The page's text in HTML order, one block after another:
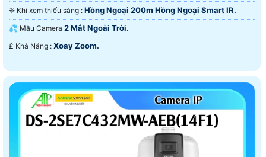
❈ Khi xem thiếu sáng : Hồng Ngoại 200m Hồng Ngoại Smart IR.
💦 Mẫu Camera 2 Mắt Ngoài Trời.
️₤ Khả Năng : Xoay Zoom.